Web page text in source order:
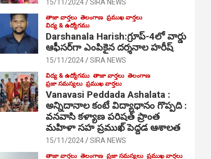
15/11/2024 SIRA NEWS
తాజా వార్తలు తెలంగాణ ప్రముఖ వార్తలు
విద్య & ఉద్యోగము
Darshanala Harish:గ్రూప్-4లో వార్డు
ఆఫీసర్‌గా ఎంపికైన దర్శనాల హరీష్
15/11/2024 SIRA NEWS
విద్య & ఉద్యోగము తాజా వార్తలు తెలంగాణ
ప్రజా సమస్యలు ప్రముఖ వార్తలు
Vanavasi Peddada Ashalata :
అన్నిదానాల కంటే విద్యాధానం గొప్పది :
వనవాసి కళ్యాణ పరిషత్ ప్రాంత
మహిళా సహ ప్రముఖ్ పెద్దడ ఆశాలత
15/11/2024 SIRA NEWS
తాజా వార్తలు తెలంగాణ ప్రజా సమస్యలు ప్రముఖ వార్తలు